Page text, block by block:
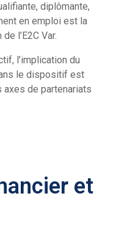
diplômante,
en emploi est la
l’E2C Var.
l’implication du
le dispositif est
de partenariats
et